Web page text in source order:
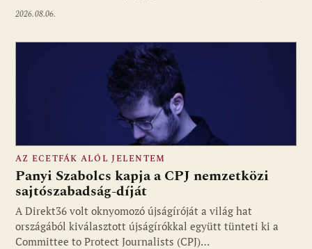
2026.08.06.
Fotó: media1.hu
AZ ECETFÁK ALÓL JELENTEM
Panyi Szabolcs kapja a CPJ nemzetközi
sajtószabadság-díját
A Direkt36 volt oknyomozó újságíróját a világ hat
országából kiválasztott újságírókkal együtt tünteti ki a
Committee to Protect Journalists (CPJ)…